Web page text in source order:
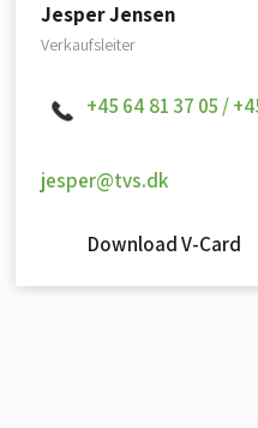
Jesper Jensen
Verkaufsleiter
+45 64 81 37 05 /
jesper@tvs.dk
Download V-Card​